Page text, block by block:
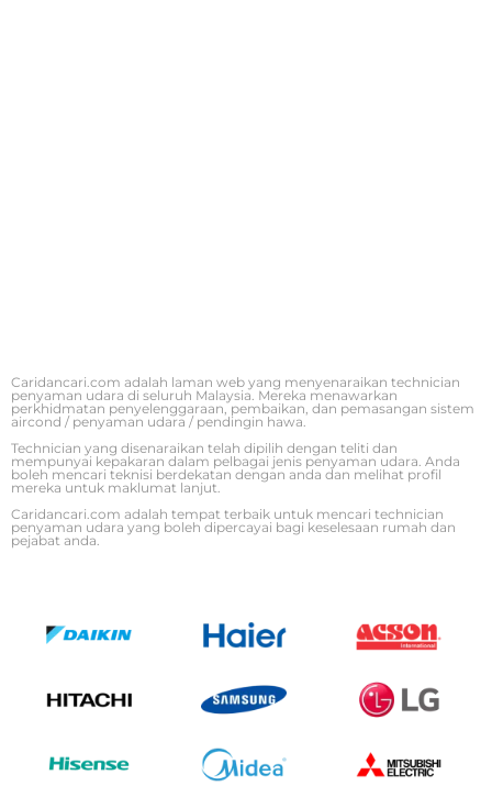
Caridancari.com adalah laman web yang menyenaraikan technician
penyaman udara di seluruh Malaysia. Mereka menawarkan
perkhidmatan penyelenggaraan, pembaikan, dan pemasangan sistem
aircond / penyaman udara / pendingin hawa.
Technician yang disenaraikan telah dipilih dengan teliti dan
mempunyai kepakaran dalam pelbagai jenis penyaman udara. Anda
boleh mencari teknisi berdekatan dengan anda dan melihat profil
mereka untuk maklumat lanjut.
Caridancari.com adalah tempat terbaik untuk mencari technician
penyaman udara yang boleh dipercayai bagi keselesaan rumah dan
pejabat anda.